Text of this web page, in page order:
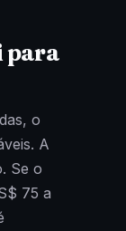
para
o
A
Se o
75 a